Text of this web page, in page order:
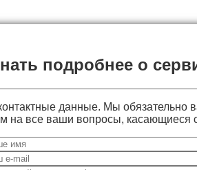
подробнее о
данные. Мы обязательно
на все ваши вопросы, касающиеся